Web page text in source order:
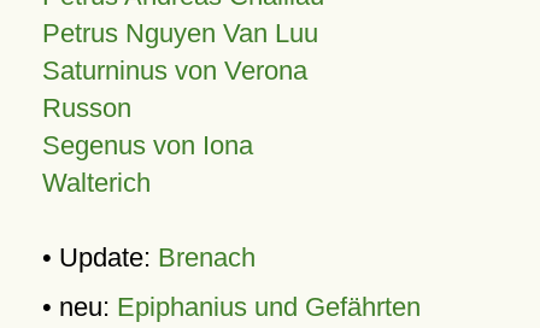
Petrus Nguyen Van Luu
Saturninus von Verona
Russon
Segenus von Iona
Walterich
• Update: Brenach
• neu: Epiphanius und Gefährten